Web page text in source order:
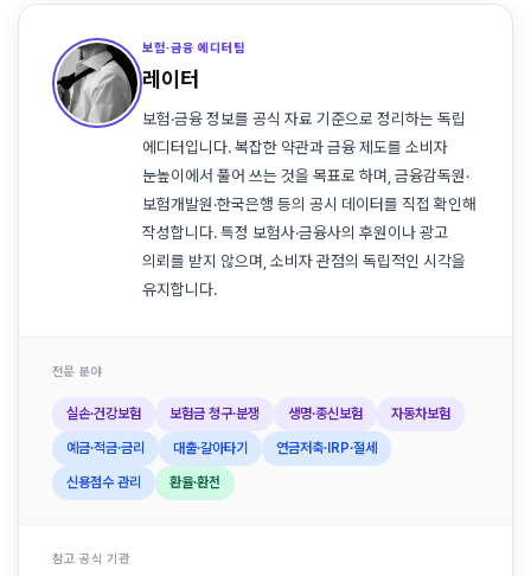
보험·금융 에디터팀
레이터
보험·금융 정보를 공식 자료 기준으로 정리하는 독립
에디터입니다. 복잡한 약관과 금융 제도를 소비자
눈높이에서 풀어 쓰는 것을 목표로 하며, 금융감독원·
보험개발원·한국은행 등의 공시 데이터를 직접 확인해
작성합니다. 특정 보험사·금융사의 후원이나 광고
의뢰를 받지 않으며, 소비자 관점의 독립적인 시각을
유지합니다.
전문 분야
실손·건강보험 보험금 청구·분쟁 생명·종신보험 자동차보험
예금·적금·금리 대출·갈아타기 연금저축·IRP·절세
신용점수 관리 환율·환전
참고 공식 기관